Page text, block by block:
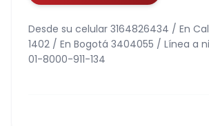
Desde su celular 3164826434 / En
1402 / En Bogotá 3404055 / Línea a
01-8000-911-134